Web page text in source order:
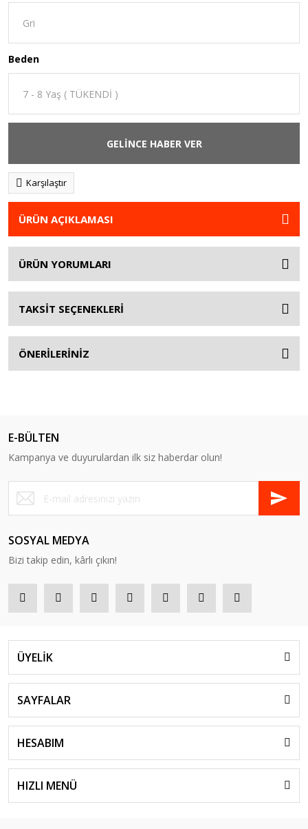
Beden
GELİNCE HABER VER
Karşılaştır
ÜRÜN AÇIKLAMASI
ÜRÜN YORUMLARI
TAKSİT SEÇENEKLERİ
ÖNERİLERİNİZ
E-BÜLTEN
Kampanya ve duyurulardan ilk siz haberdar olun!
SOSYAL MEDYA
Bizi takip edin, kârlı çıkın!
ÜYELİK
SAYFALAR
HESABIM
HIZLI MENÜ